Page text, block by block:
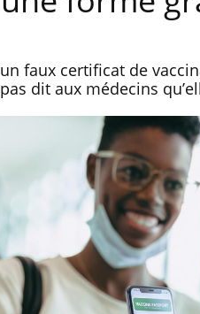
faux certificat de
dit aux médecins